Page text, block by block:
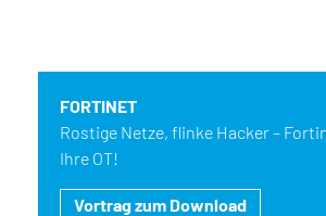
FORTINET
Rostige Netze, flinke Hacker –
Ihre OT!
Vortrag zum Download